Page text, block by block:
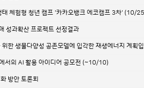
태 체험형 청년 캠프 '카카오뱅크 에코캠프 3차' (10/
성과확산 프로젝트 선정결과
한 생물다양성 공존모델에 입각한 재생에너지 계획
서의 AI 활용 아이디어 공모전 (~10/10)
방안 토론회